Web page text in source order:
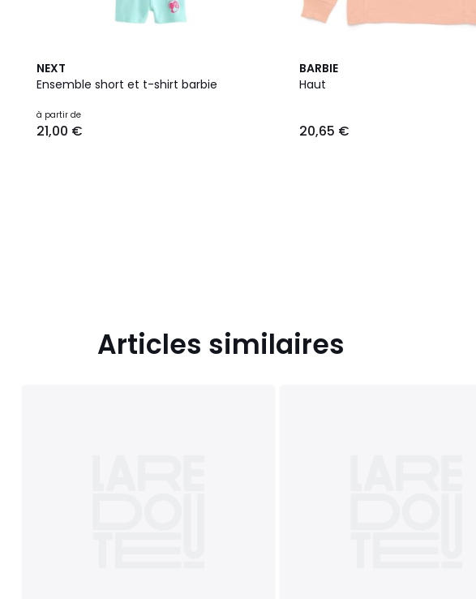
NEXT
Ensemble short et t-shirt barbie
à partir de
21,00 €
BARBIE
Haut
20,65 €
Articles similaires